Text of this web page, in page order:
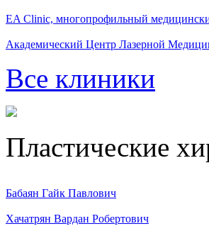
EA Clinic, многопрофильный
Академический Центр Лазерной
Все клиники
Пластические
Бабаян Гайк Павлович
Хачатрян Вардан Робертович